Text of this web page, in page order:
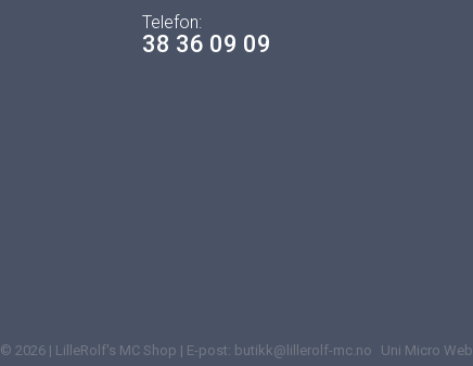
Telefon:
38 36 09 09
© 2026 | LilleRolf's MC Shop | E-post: butikk@lillerolf-mc.no Uni Micro Web